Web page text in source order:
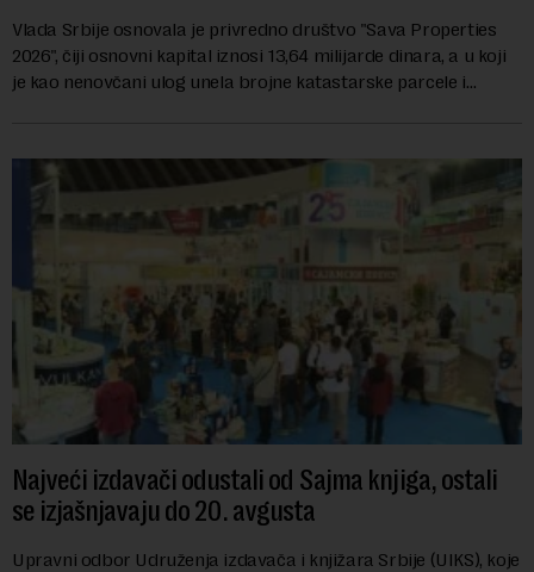
Vlada Srbije osnovala je privredno društvo "Sava Properties
2026", čiji osnovni kapital iznosi 13,64 milijarde dinara, a u koji
je kao nenovčani ulog unela brojne katastarske parcele i
Najveći izdavači odustali od Sajma knjiga, ostali
se izjašnjavaju do 20. avgusta
Upravni odbor Udruženja izdavača i knjižara Srbije (UIKS), koje